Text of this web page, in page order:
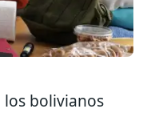
los bolivianos